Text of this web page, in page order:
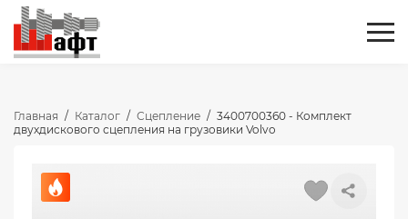
Главная / Каталог / Сцепление / 3400700360 - Комплект
двухдискового сцепления на грузовики Volvo